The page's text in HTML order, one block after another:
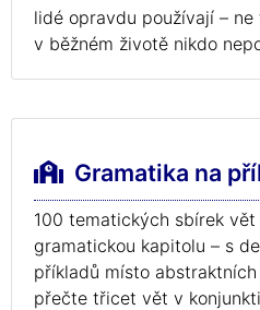
lidé opravdu používají –
v běžném životě nikdo
Gramatika na
100 tematických sbírek
gramatickou kapitolu – s
příkladů místo
přečte třicet vět v